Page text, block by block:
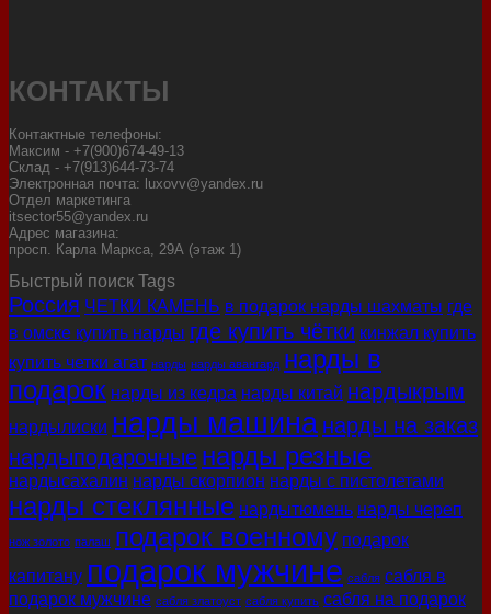
КОНТАКТЫ
Контактные телефоны:
Максим - +7(900)674-49-13
Склад - +7(913)644-73-74
Электронная почта: luxovv@yandex.ru
Отдел маркетинга
itsector55@yandex.ru
Адрес магазина:
просп. Карла Маркса, 29А (этаж 1)
Быстрый поиск Tags
Россия ЧЕТКИ КАМЕНЬ в подарок нарды шахматы где
в омске купить нарды где купить чётки кинжал купить
купить четки агат нарды нарды авангард нарды в
подарок нарды из кедра нарды китай нардыкрым
нардылиски нарды машина нарды на заказ
нардыподарочные нарды резные
нардысахалин нарды скорпион нарды с пистолетами
нарды стеклянные нардытюмень нарды череп
нож золото палаш подарок военному подарок
капитану подарок мужчине сабля сабля в
подарок мужчине сабля златоуст сабля купить сабля на подарок